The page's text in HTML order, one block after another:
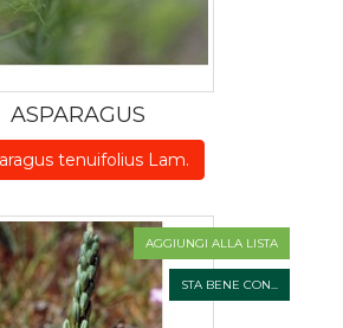
ASPARAGUS
tenuifolius Lam.
AGGIUNGI ALLA LISTA
STA BENE CON...